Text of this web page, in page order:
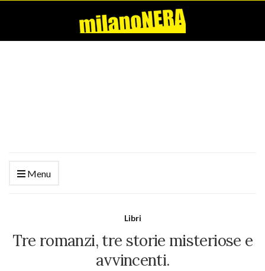
Menu
Libri
Tre romanzi, tre storie misteriose e
avvincenti.